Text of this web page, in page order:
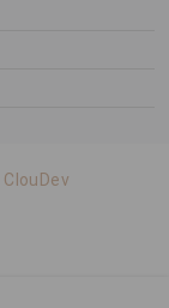
ClouDev